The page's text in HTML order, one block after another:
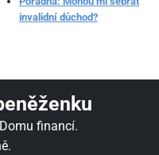
invalidní důchod?
financí.